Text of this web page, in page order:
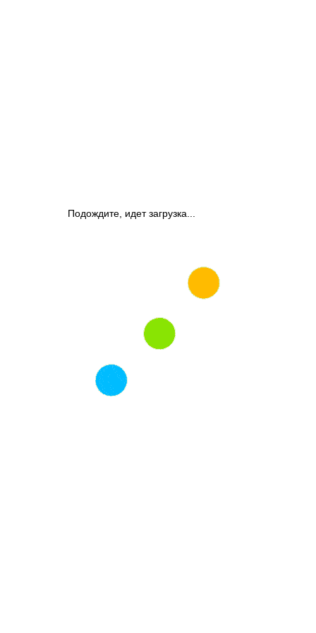
Подождите, идет загрузка...